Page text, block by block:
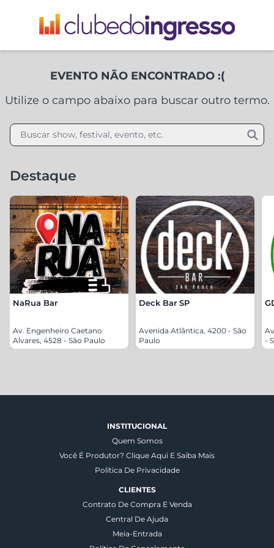
EVENTO NÃO ENCONTRADO :(
Utilize o campo abaixo para buscar outro termo.
Buscar show, festival, evento, etc.
Destaque
NaRua Bar
Av. Engenheiro Caetano
Alvares, 4528 - São Paulo
Deck Bar SP
Avenida Atlântica, 4200 - São
Paulo
-
INSTITUCIONAL
Quem Somos
Você É Produtor? Clique Aqui E Saiba Mais
Política De Privacidade
CLIENTES
Contrato De Compra E Venda
Central De Ajuda
Meia-Entrada